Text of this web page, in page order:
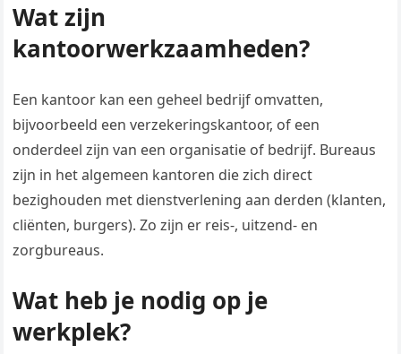
Wat zijn
kantoorwerkzaamheden?
Een kantoor kan een geheel bedrijf omvatten,
bijvoorbeeld een verzekeringskantoor, of een
onderdeel zijn van een organisatie of bedrijf. Bureaus
zijn in het algemeen kantoren die zich direct
bezighouden met dienstverlening aan derden (klanten,
cliënten, burgers). Zo zijn er reis-, uitzend- en
zorgbureaus.
Wat heb je nodig op je
werkplek?